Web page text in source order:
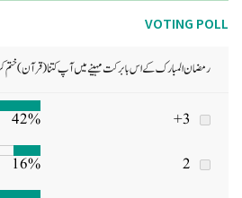
VOTING POLL
رمضان المبارک کے اس بابرکت مہینے میں آپ کتنا (قرآن) ختم
3+
42%
2
16%